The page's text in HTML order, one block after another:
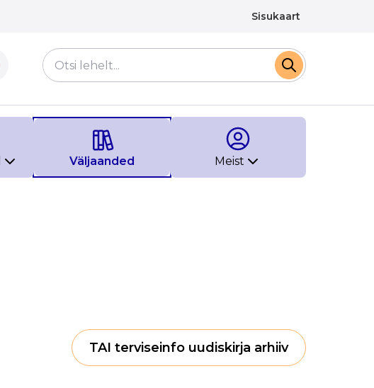
Sisukaart
Väljaanded Meist
TAI terviseinfo uudiskirja arhiiv